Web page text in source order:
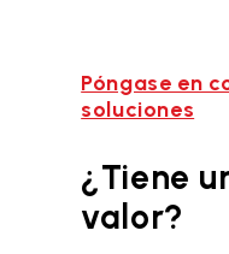
Póngase en
soluciones
¿Tiene
valor?